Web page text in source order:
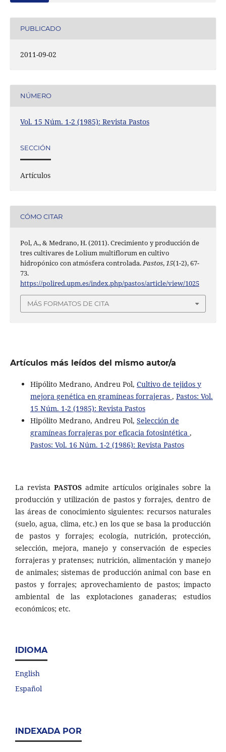
PUBLICADO
2011-09-02
NÚMERO
Vol. 15 Núm. 1-2 (1985): Revista Pastos
SECCIÓN
Artículos
CÓMO CITAR
Pol, A., & Medrano, H. (2011). Crecimiento y producción de
tres cultivares de Lolium multiflorum en cultivo
hidropónico con atmósfera controlada.Pastos,15(1-2), 67-
73.
https://polired.upm.es/index.php/pastos/article/view/1025
MÁS FORMATOS DE CITA
Artículos más leídos del mismo autor/a
Hipólito Medrano, Andreu Pol, Cultivo de tejidos y
mejora genética en gramíneas forrajeras , Pastos: Vol.
15 Núm. 1-2 (1985): Revista Pastos
Hipólito Medrano, Andreu Pol, Selección de
gramíneas forrajeras por eficacia fotosintética ,
Pastos: Vol. 16 Núm. 1-2 (1986): Revista Pastos
La revista PASTOS admite artículos originales sobre la
producción y utilización de pastos y forrajes, dentro de
las áreas de conocimiento siguientes: recursos naturales
(suelo, agua, clima, etc.) en los que se basa la producción
de pastos y forrajes; ecología, nutrición, protección,
selección, mejora, manejo y conservación de especies
forrajeras y pratenses; nutrición, alimentación y manejo
de animales; sistemas de producción animal con base en
pastos y forrajes; aprovechamiento de pastos; impacto
ambiental de las explotaciones ganaderas; estudios
económicos; etc.
IDIOMA
English
Español
INDEXADA POR